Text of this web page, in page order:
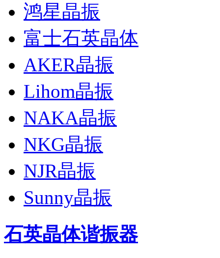
鸿星晶振
富士石英晶体
AKER晶振
Lihom晶振
NAKA晶振
NKG晶振
NJR晶振
Sunny晶振
石英晶体谐振器